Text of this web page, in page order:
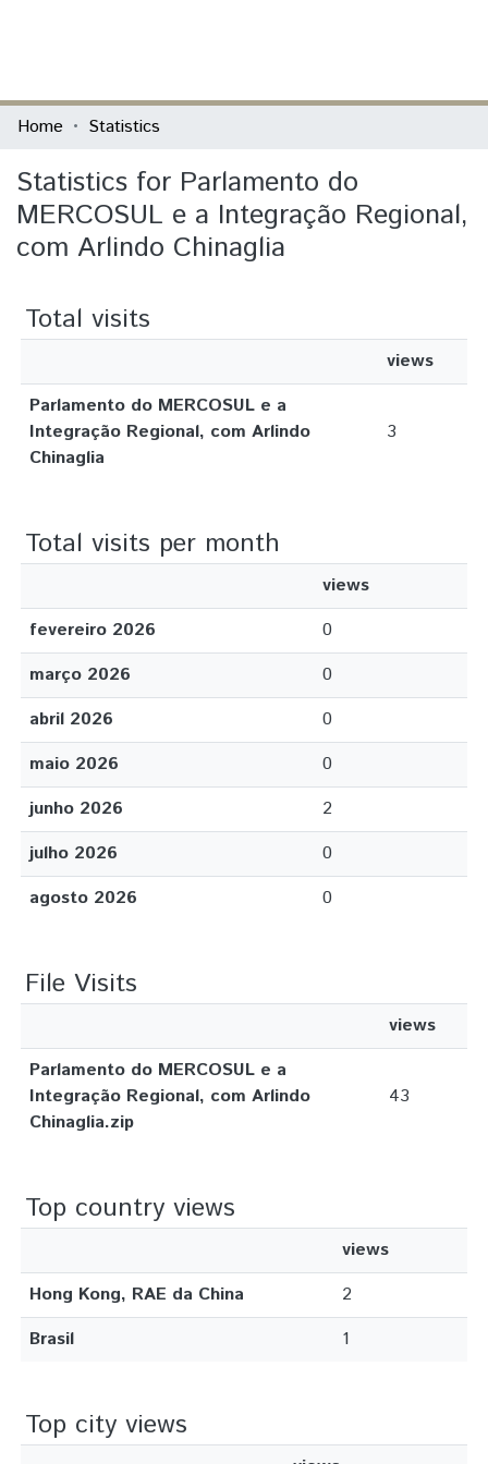
Communities & Collections
All of DSpace
Home Statistics
Statistics for Parlamento do
MERCOSUL e a Integração Regional,
com Arlindo Chinaglia
Total visits
views
Parlamento do MERCOSUL e a
Integração Regional, com Arlindo
Chinaglia
3
Total visits per month
views
fevereiro 2026
0
março 2026
0
abril 2026
0
maio 2026
0
junho 2026
2
julho 2026
0
agosto 2026
0
File Visits
views
Parlamento do MERCOSUL e a
Integração Regional, com Arlindo
Chinaglia.zip
43
Top country views
views
Hong Kong, RAE da China
2
Brasil
1
Top city views